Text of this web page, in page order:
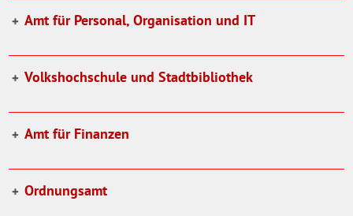
Amt für Personal, Organisation und IT
Volkshochschule und Stadtbibliothek
Amt für Finanzen
Ordnungsamt